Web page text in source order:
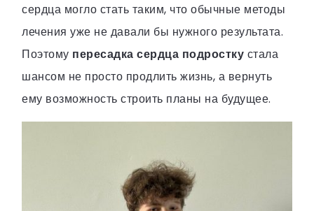
сердца могло стать таким, что обычные методы
лечения уже не давали бы нужного результата.
Поэтому пересадка сердца подростку стала
шансом не просто продлить жизнь, а вернуть
ему возможность строить планы на будущее.